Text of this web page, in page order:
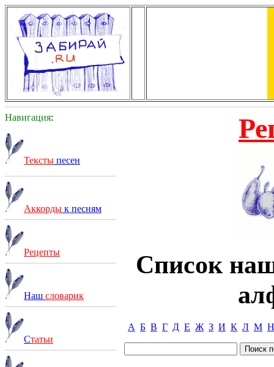
Навигация:
Тексты песен
Аккорды к песням
Рецепты
Наш словарик
Статьи
Список
А Б В Г Д Е Ж З И К Л М Н